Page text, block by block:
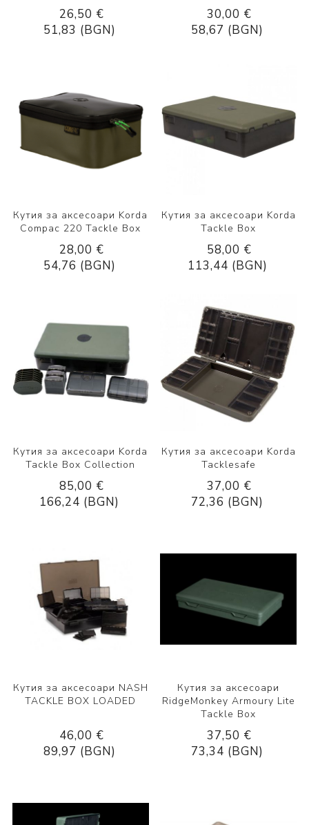
26,50 €
51,83 (BGN)
30,00 €
58,67 (BGN)
Кутия за аксесоари Korda
Compac 220 Tackle Box
28,00 €
54,76 (BGN)
Кутия за аксесоари Korda
Tackle Box
58,00 €
113,44 (BGN)
Кутия за аксесоари Korda
Tackle Box Collection
85,00 €
166,24 (BGN)
Кутия за аксесоари Korda
Tacklesafe
37,00 €
72,36 (BGN)
Кутия за аксесоари NASH
TACKLE BOX LOADED
46,00 €
89,97 (BGN)
Кутия за аксесоари
RidgeMonkey Armoury Lite
Tackle Box
37,50 €
73,34 (BGN)